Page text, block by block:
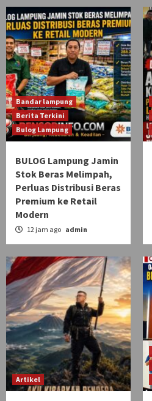
Bandar lampung
Berita Terkini
Bulog Lampung
BULOG Lampung Jamin
Stok Beras Melimpah,
Perluas Distribusi Beras
Premium ke Retail
Modern
12 jam ago admin
Artikel